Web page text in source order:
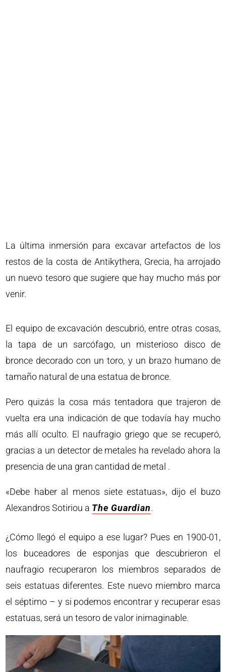
La última inmersión para excavar artefactos de los
restos de la costa de Antikythera, Grecia, ha arrojado
un nuevo tesoro que sugiere que hay mucho más por
venir.
El equipo de excavación descubrió, entre otras cosas,
la tapa de un sarcófago, un misterioso disco de
bronce decorado con un toro, y un brazo humano de
tamaño natural de una estatua de bronce.
Pero quizás la cosa más tentadora que trajeron de
vuelta era una indicación de que todavía hay mucho
más allí oculto. El naufragio griego que se recuperó,
gracias a un detector de metales ha revelado ahora la
presencia de una gran cantidad de metal .
«Debe haber al menos siete estatuas», dijo el buzo
Alexandros Sotiriou a The Guardian.
¿Cómo llegó el equipo a ese lugar? Pues en 1900-01,
los buceadores de esponjas que descubrieron el
naufragio recuperaron los miembros separados de
seis estatuas diferentes. Este nuevo miembro marca
el séptimo – y si podemos encontrar y recuperar esas
estatuas, será un tesoro de valor inimaginable.